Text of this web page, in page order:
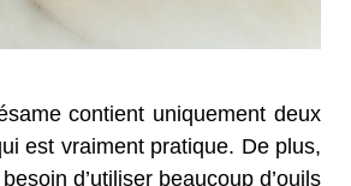
contient uniquement deux
est vraiment pratique. De plus,
d’utiliser beaucoup d’ouils